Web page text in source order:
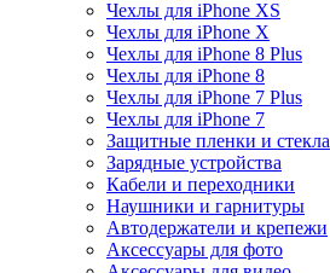
Чехлы для iPhone XS
Чехлы для iPhone X
Чехлы для iPhone 8 Plus
Чехлы для iPhone 8
Чехлы для iPhone 7 Plus
Чехлы для iPhone 7
Защитные пленки и стекла
Зарядные устройства
Кабели и переходники
Наушники и гарнитуры
Автодержатели и крепежи
Аксессуары для фото